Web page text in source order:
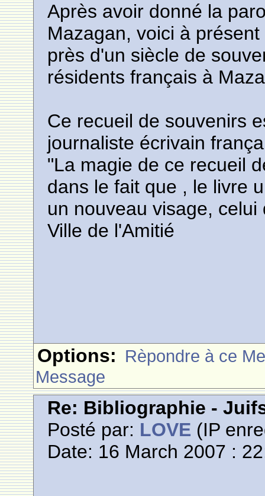
Après avoir donné la
Mazagan, voici à
près d'un siècle de
résidents français à
Ce recueil de souvenirs
journaliste écrivain
"La magie de ce recueil
dans le fait que , le livre
un nouveau visage,
Ville de l'Amitié
Options: Rèpondre à ce
Message
Re: Bibliographie -
Posté par: LOVE (IP
Date: 16 March 2007 :